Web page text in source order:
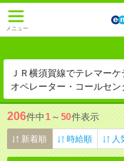
メニュー
ＪＲ横須賀線でテレマー
オペレーター・コールセ
206件中1 ～ 50件表示
新着順 時給順 人